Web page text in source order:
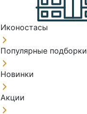
Иконостасы
Популярные подборки
Новинки
Акции